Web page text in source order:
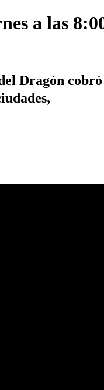
a las
Dragón